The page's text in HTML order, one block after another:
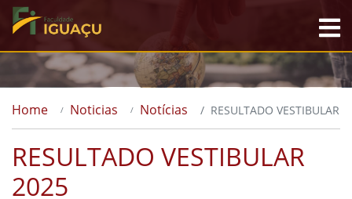
Home Noticias Notícias RESULTADO VESTIBULAR
RESULTADO VESTIBULAR
2025